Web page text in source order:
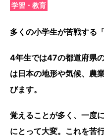
学習・教育
多くの小学生が苦戦する
4年生では47の都道府県
は日本の地形や気候、農
びます。
覚えることが多く、一度
にとって大変。これを苦